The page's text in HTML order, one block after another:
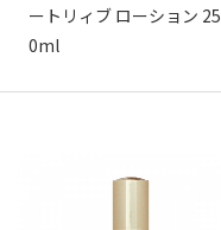
ートリィブ ローション 25
0ml